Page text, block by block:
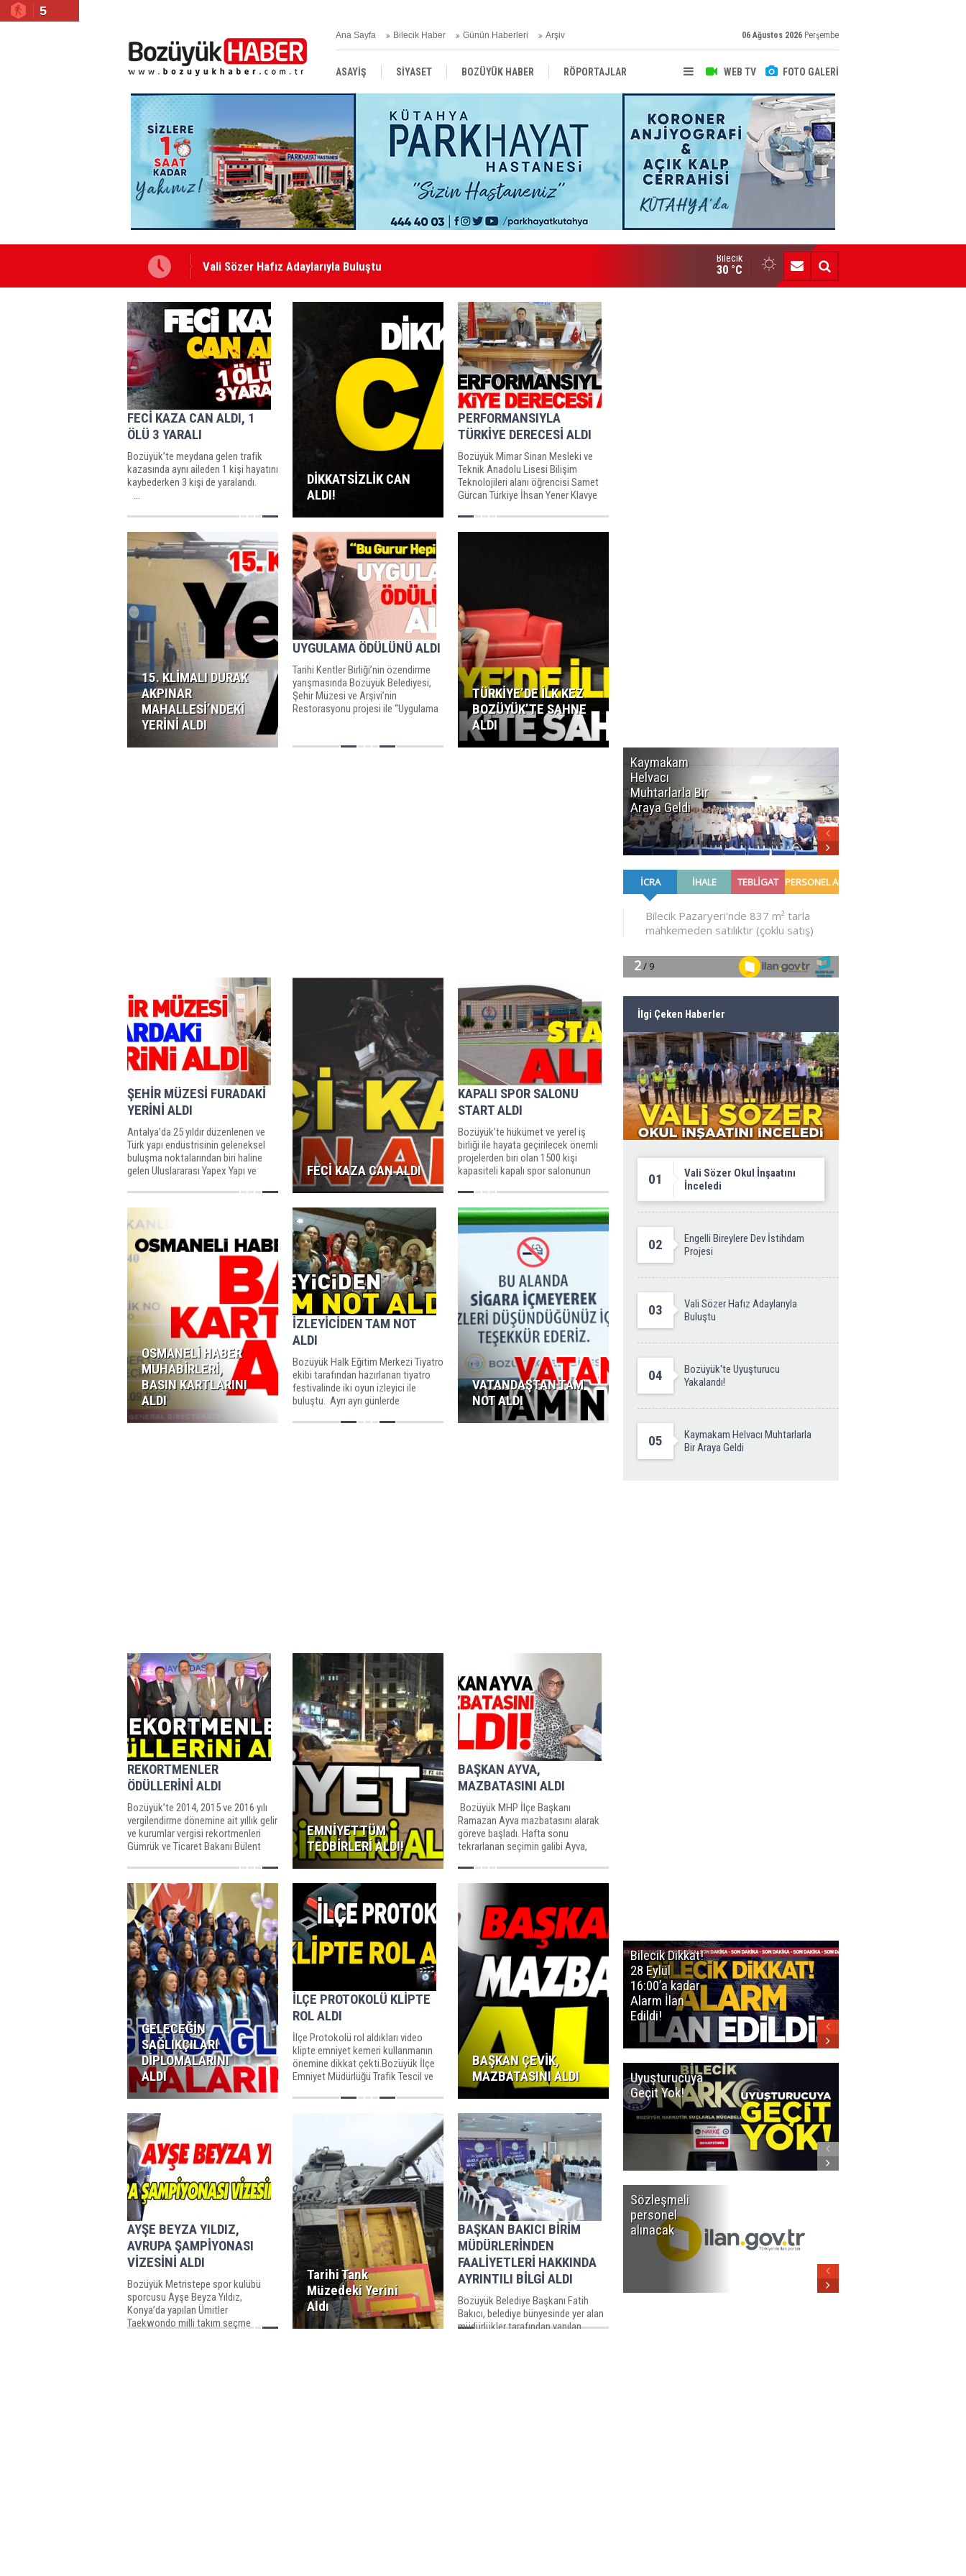
5
Ana Sayfa Bilecik Haber Günün Haberleri Arşiv 06 Ağustos 2026 Perşembe
WEB TV FOTO GALERİ
ASAYİŞ SİYASET BOZÜYÜK HABER RÖPORTAJLAR
RESMİ İLANLAR
Vali Sözer Hafız Adaylarıyla Buluştu Engelli Bireylere Dev İstihdam Projesi
Bilecik
30 °C
FECİ KAZA CAN ALDI, 1
ÖLÜ 3 YARALI
Bozüyük’te meydana gelen trafik
kazasında aynı aileden 1 kişi hayatını
kaybederken 3 kişi de yaralandı.
...
DİKKATSİZLİK CAN
ALDI!
PERFORMANSIYLA
TÜRKİYE DERECESİ ALDI
Bozüyük Mimar Sinan Mesleki ve
Teknik Anadolu Lisesi Bilişim
Teknolojileri alanı öğrencisi Samet
Gürcan Türkiye İhsan Yener Klavye
15. KLİMALI DURAK
AKPINAR
MAHALLESİ’NDEKİ
YERİNİ ALDI
UYGULAMA ÖDÜLÜNÜ ALDI
Tarihi Kentler Birliği’nin özendirme
yarışmasında Bozüyük Belediyesi,
Şehir Müzesi ve Arşivi’nin
Restorasyonu projesi ile “Uygulama
TÜRKİYE’DE İLK KEZ
BOZÜYÜK’TE SAHNE
ALDI
ŞEHİR MÜZESİ FURADAKİ
YERİNİ ALDI
Antalya’da 25 yıldır düzenlenen ve
Türk yapı endüstrisinin geleneksel
buluşma noktalarından biri haline
gelen Uluslararası Yapex Yapı ve
FECİ KAZA CAN ALDI
KAPALI SPOR SALONU
START ALDI
Bozüyük’te hükümet ve yerel iş
birliği ile hayata geçirilecek önemli
projelerden biri olan 1500 kişi
kapasiteli kapalı spor salonunun
OSMANELİ HABER
MUHABİRLERİ,
BASIN KARTLARINI
ALDI
İZLEYİCİDEN TAM NOT
ALDI
Bozüyük Halk Eğitim Merkezi Tiyatro
ekibi tarafından hazırlanan tiyatro
festivalinde iki oyun izleyici ile
buluştu. Ayrı ayrı günlerde
VATANDAŞTAN TAM
NOT ALDI
REKORTMENLER
ÖDÜLLERİNİ ALDI
Bozüyük’te 2014, 2015 ve 2016 yılı
vergilendirme dönemine ait yıllık gelir
ve kurumlar vergisi rekortmenleri
Gümrük ve Ticaret Bakanı Bülent
EMNİYET TÜM
TEDBİRLERİ ALDI!
BAŞKAN AYVA,
MAZBATASINI ALDI
Bozüyük MHP İlçe Başkanı
Ramazan Ayva mazbatasını alarak
göreve başladı. Hafta sonu
tekrarlanan seçimin galibi Ayva,
GELECEĞİN
SAĞLIKÇILARI
DİPLOMALARINI
ALDI
İLÇE PROTOKOLÜ KLİPTE
ROL ALDI
İlçe Protokolü rol aldıkları video
klipte emniyet kemeri kullanmanın
önemine dikkat çekti.Bozüyük İlçe
Emniyet Müdürlüğü Trafik Tescil ve
BAŞKAN ÇEVİK,
MAZBATASINI ALDI
AYŞE BEYZA YILDIZ,
AVRUPA ŞAMPİYONASI
VİZESİNİ ALDI
Bozüyük Metristepe spor kulübü
sporcusu Ayşe Beyza Yıldız,
Konya’da yapılan Ümitler
Taekwondo milli takım seçme
Tarihi Tank
Müzedeki Yerini
Aldı
BAŞKAN BAKICI BİRİM
MÜDÜRLERİNDEN
FAALİYETLERİ HAKKINDA
AYRINTILI BİLGİ ALDI
Bozüyük Belediye Başkanı Fatih
Bakıcı, belediye bünyesinde yer alan
müdürlükler tarafından yapılan
Kaymakam
Helvacı
Muhtarlarla Bir
Araya Geldi
İlgi Çeken Haberler
01
Vali Sözer Okul İnşaatını
İnceledi
02
Engelli Bireylere Dev İstihdam
Projesi
03
Vali Sözer Hafız Adaylarıyla
Buluştu
04
Bozüyük'te Uyuşturucu
Yakalandı!
05
Kaymakam Helvacı Muhtarlarla
Bir Araya Geldi
Bilecik Dikkat!
28 Eylül
16:00’a kadar
Alarm İlan
Edildi!
Uyuşturucuya
Geçit Yok!
Sözleşmeli
personel
alınacak